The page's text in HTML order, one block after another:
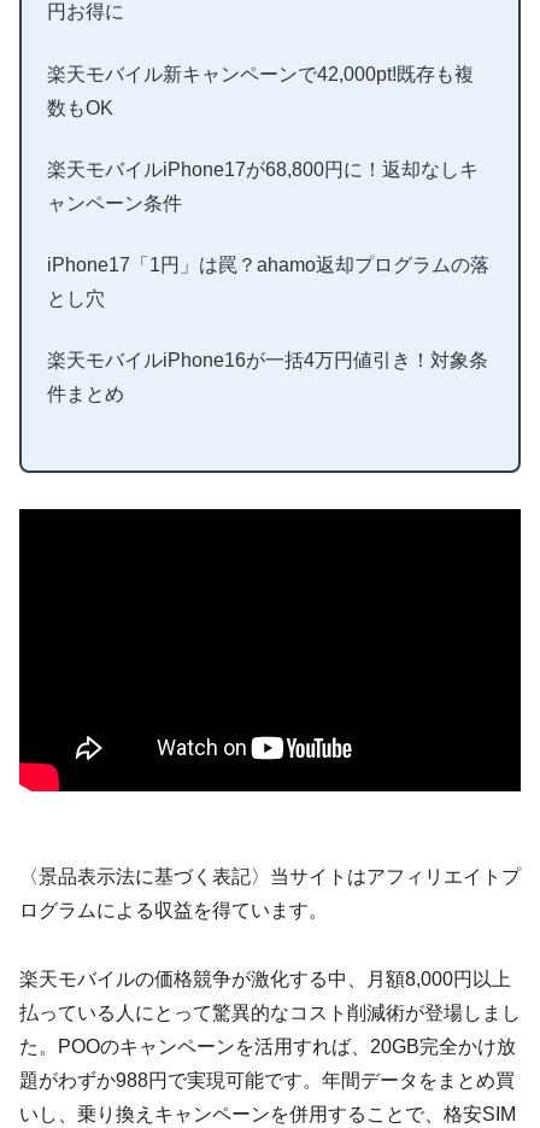
円お得に
楽天モバイル新キャンペーンで42,000pt!既存も複
数もOK
楽天モバイルiPhone17が68,800円に！返却なしキ
ャンペーン条件
iPhone17「1円」は罠？ahamo返却プログラムの落
とし穴
楽天モバイルiPhone16が一括4万円値引き！対象条
件まとめ
〈景品表示法に基づく表記〉当サイトはアフィリエイトプ
ログラムによる収益を得ています。
楽天モバイルの価格競争が激化する中、月額8,000円以上
払っている人にとって驚異的なコスト削減術が登場しまし
た。POOのキャンペーンを活用すれば、20GB完全かけ放
題がわずか988円で実現可能です。年間データをまとめ買
いし、乗り換えキャンペーンを併用することで、格安SIM